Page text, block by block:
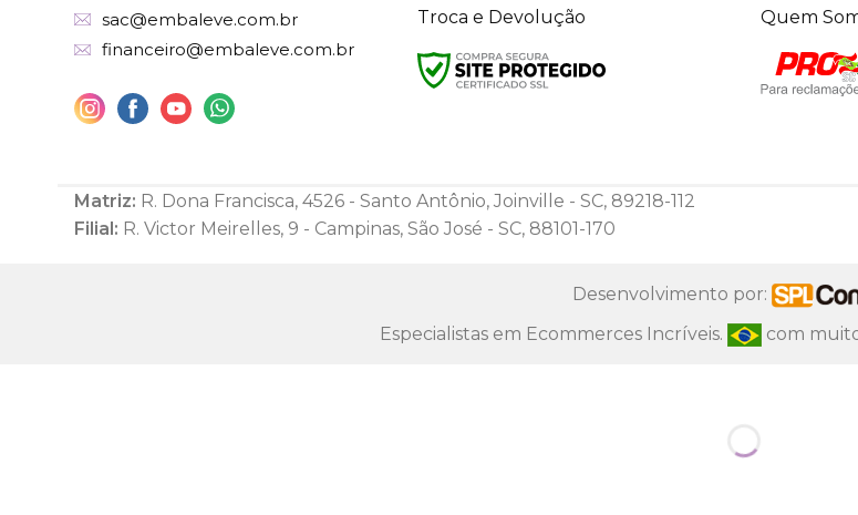
sac@embaleve.com.br
financeiro@embaleve.com.br
Troca e Devolução
Quem
Matriz: R. Dona Francisca, 4526 - Santo Antônio, Joinville - SC, 89218-112
Filial: R. Victor Meirelles, 9 - Campinas, São José - SC, 88101-170
Desenvolvimento por:
Especialistas em Ecommerces Incríveis.
com